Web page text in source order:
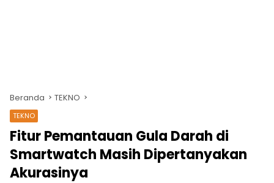
Beranda TEKNO
TEKNO
Fitur Pemantauan Gula Darah di
Smartwatch Masih Dipertanyakan
Akurasinya